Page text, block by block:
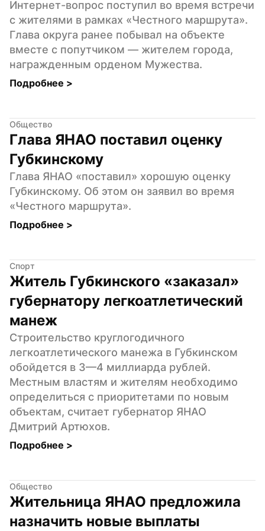
Интернет-вопрос поступил во время встречи
с жителями в рамках «Честного маршрута».
Глава округа ранее побывал на объекте
вместе с попутчиком — жителем города,
награжденным орденом Мужества.
Подробнее >
Общество
Глава ЯНАО поставил оценку
Губкинскому
Глава ЯНАО «поставил» хорошую оценку
Губкинскому. Об этом он заявил во время
«Честного маршрута».
Подробнее >
Спорт
Житель Губкинского «заказал»
губернатору легкоатлетический
манеж
Строительство круглогодичного
легкоатлетического манежа в Губкинском
обойдется в 3—4 миллиарда рублей.
Местным властям и жителям необходимо
определиться с приоритетами по новым
объектам, считает губернатор ЯНАО
Дмитрий Артюхов.
Подробнее >
Общество
Жительница ЯНАО предложила
назначить новые выплаты